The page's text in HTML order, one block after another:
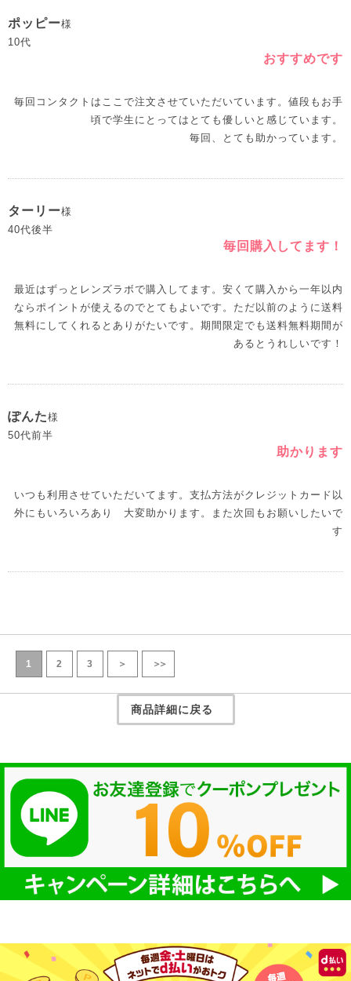
ポッピー様
10代
おすすめです
毎回コンタクトはここで注文させていただいています。値段もお手
頃で学生にとってはとても優しいと感じています。
毎回、とても助かっています。
ターリー様
40代後半
毎回購入してます！
最近はずっとレンズラボで購入してます。安くて購入から一年以内
ならポイントが使えるのでとてもよいです。ただ以前のように送料
無料にしてくれるとありがたいです。期間限定でも送料無料期間が
あるとうれしいです！
ぽんた様
50代前半
助かります
いつも利用させていただいてます。支払方法がクレジットカード以
外にもいろいろあり 大変助かります。また次回もお願いしたいで
す
1 2 3 ＞ ＞＞
商品詳細に戻る